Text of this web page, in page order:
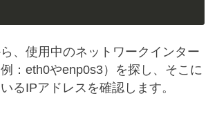
、使用中のネットワークインター
：eth0やenp0s3）を探し、そこに
るIPアドレスを確認します。